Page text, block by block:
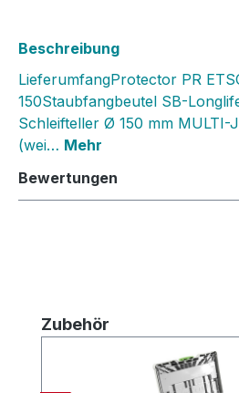
Beschreibung
LieferumfangProtector PR
150Staubfangbeutel SB-
Schleifteller Ø 150 mm MULTI-
(wei… Mehr
Bewertungen
Produktgalerie überspringen
Zubehör